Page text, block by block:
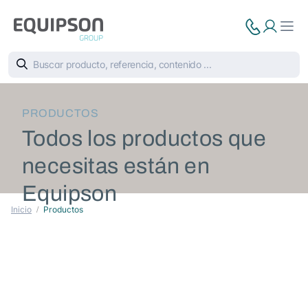
PRODUCTOS
Todos los productos que
necesitas están en
Equipson
Inicio Productos